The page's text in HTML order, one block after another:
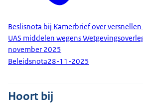
Beslisnota bij Kamerbrief over
UAS middelen wegens
november 2025
Beleidsnota28-11-2025
Hoort bij